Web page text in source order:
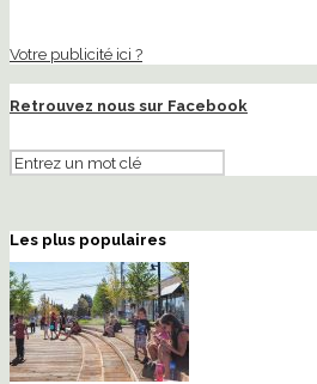
Votre publicité ici ?
Retrouvez nous sur Facebook
Les plus populaires